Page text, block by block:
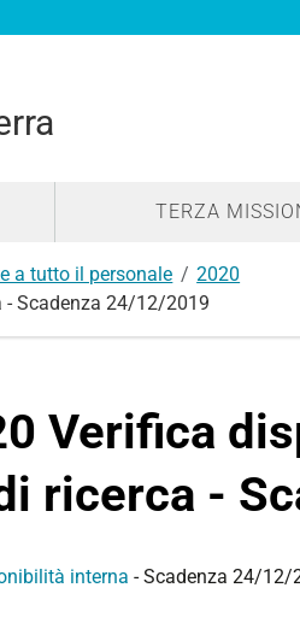
TERZA
a tutto il personale
2020
- Scadenza 24/12/2019
Verifica
ricerca -
interna - Scadenza 24/12/